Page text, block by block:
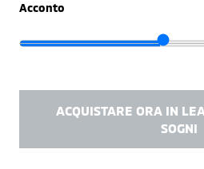
Acconto
ACQUISTARE ORA IN
SOGNI